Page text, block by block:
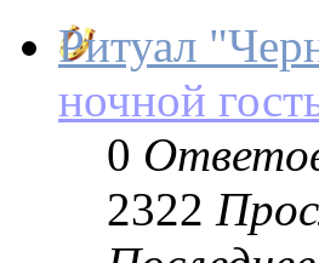
Ритуал
ночной
0
2322